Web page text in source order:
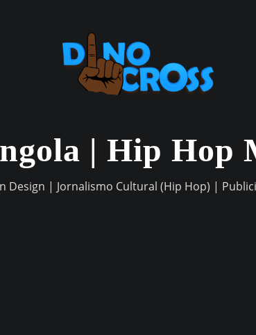
| Hip Hop
Design | Jornalismo Cultural (Hip Hop) |